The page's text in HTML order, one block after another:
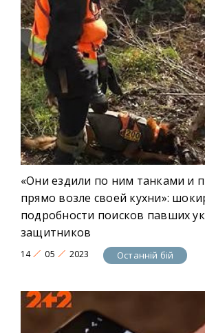
«Они ездили по ним танками и
прямо возле своей кухни»:
подробности поисков павших
защитников
14 05 2023 Останній бій